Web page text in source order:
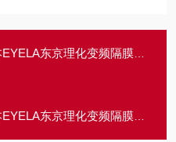
东京理化变频隔膜真空泵
东京理化变频隔膜真空泵